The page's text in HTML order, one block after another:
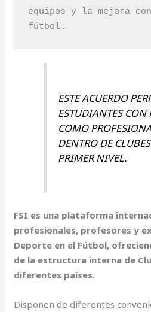
equipos y la mejora
fútbol.
ESTE ACUERDO
ESTUDIANTES CON
COMO
DENTRO DE
PRIMER NIVEL.
FSI es una plataforma
profesionales, profesores y
Deporte en el Fútbol,
de la estructura interna de
diferentes países.
Disponen de diferentes